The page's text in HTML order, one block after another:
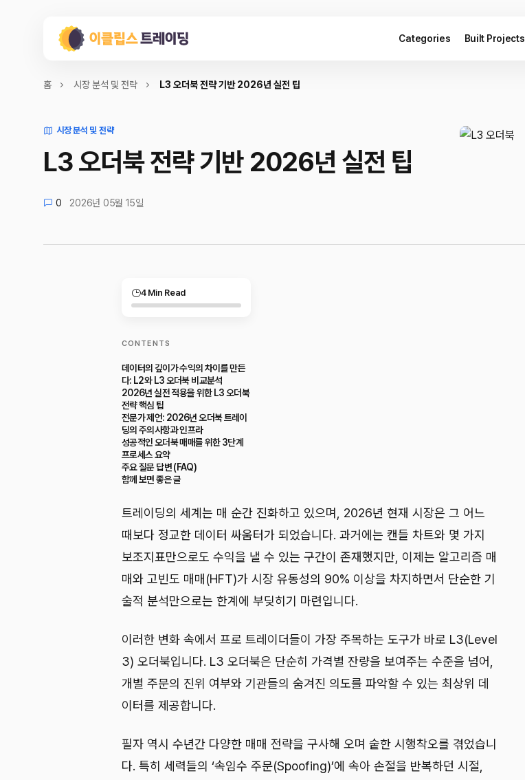
Categories Built Projects
홈 시장 분석 및 전략 L3 오더북 전략 기반 2026년 실전 팁
시장 분석 및 전략
L3 오더북 전략 기반 2026년 실전 팁
0 2026년 05월 15일
4 Min Read
CONTENTS
데이터의 깊이가 수익의 차이를 만든
다: L2와 L3 오더북 비교분석
2026년 실전 적용을 위한 L3 오더북
전략 핵심 팁
전문가 제언: 2026년 오더북 트레이
딩의 주의사항과 인프라
성공적인 오더북 매매를 위한 3단계
프로세스 요약
주요 질문 답변 (FAQ)
함께 보면 좋은 글
트레이딩의 세계는 매 순간 진화하고 있으며, 2026년 현재 시장은 그 어느
때보다 정교한 데이터 싸움터가 되었습니다. 과거에는 캔들 차트와 몇 가지
보조지표만으로도 수익을 낼 수 있는 구간이 존재했지만, 이제는 알고리즘 매
매와 고빈도 매매(HFT)가 시장 유동성의 90% 이상을 차지하면서 단순한 기
술적 분석만으로는 한계에 부딪히기 마련입니다.
이러한 변화 속에서 프로 트레이더들이 가장 주목하는 도구가 바로 L3(Level
3) 오더북입니다. L3 오더북은 단순히 가격별 잔량을 보여주는 수준을 넘어,
개별 주문의 진위 여부와 기관들의 숨겨진 의도를 파악할 수 있는 최상위 데
이터를 제공합니다.
필자 역시 수년간 다양한 매매 전략을 구사해 오며 숱한 시행착오를 겪었습니
다. 특히 세력들의 ‘속임수 주문(Spoofing)’에 속아 손절을 반복하던 시절,